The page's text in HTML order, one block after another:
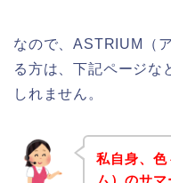
なので、ASTRIUM（
る方は、下記ページな
しれません。
私自身、
ム）のサ